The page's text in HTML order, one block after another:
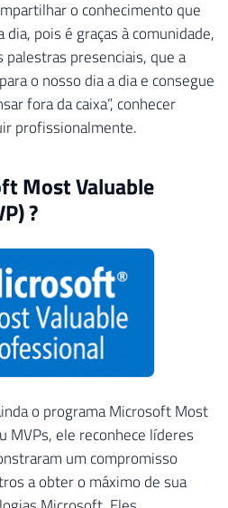
o conhecimento que
pois é graças à comunidade,
presenciais, que a
o nosso dia a dia e consegue
fora da caixa”, conhecer
profissionalmente.
Most Valuable
?
o programa Microsoft Most
MVPs, ele reconhece líderes
um compromisso
a obter o máximo de sua